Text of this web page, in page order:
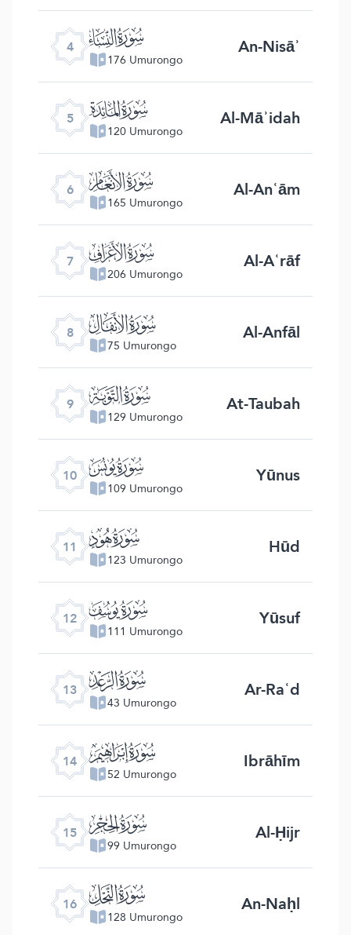
4 ﮐ
176 Umurongo An-Nisāʾ
5 ﮑ
120 Umurongo Al-Māʾidah
6 ﮒ
165 Umurongo Al-Anʿām
7 ﮓ
206 Umurongo Al-Aʿrāf
8 ﮔ
75 Umurongo Al-Anfāl
9 ﮕ
129 Umurongo At-Taubah
10 ﮖ
109 Umurongo Yūnus
11 ﮗ
123 Umurongo Hūd
12 ﮘ
111 Umurongo Yūsuf
13 ﮙ
43 Umurongo Ar-Raʿd
14 ﮚ
52 Umurongo Ibrāhīm
15 ﮛ
99 Umurongo Al-Ḥijr
16 ﮜ
128 Umurongo An-Naḥl